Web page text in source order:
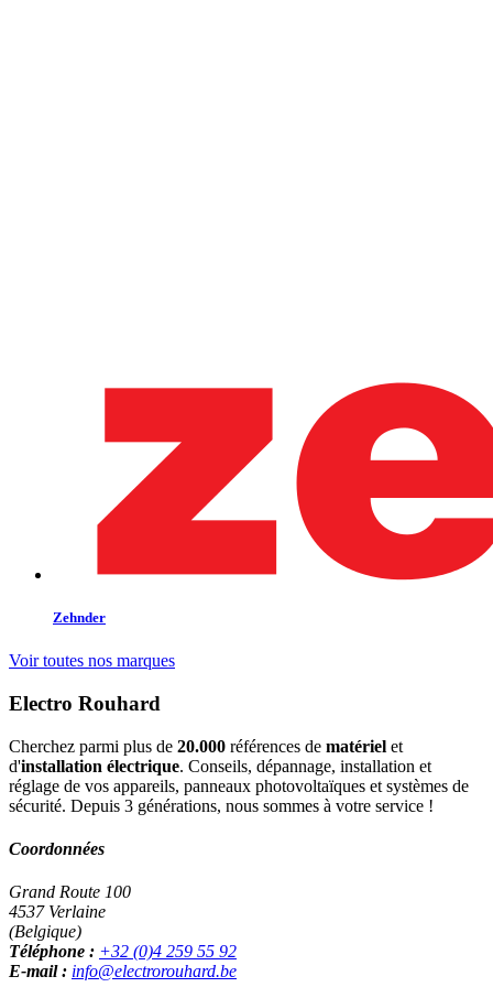
Zehnder
Voir toutes nos marques
Electro Rouhard
Cherchez parmi plus de 20.000 références de matériel et
d'installation électrique. Conseils, dépannage, installation et
réglage de vos appareils, panneaux photovoltaïques et systèmes de
sécurité. Depuis 3 générations, nous sommes à votre service !
Coordonnées
Grand Route 100
4537 Verlaine
(Belgique)
Téléphone : +32 (0)4 259 55 92
E-mail : info@electrorouhard.be